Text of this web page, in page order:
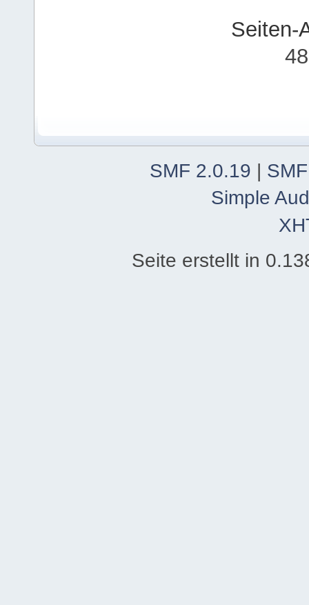
Seiten-
SMF 2.0.19
Simple
Seite erstellt in